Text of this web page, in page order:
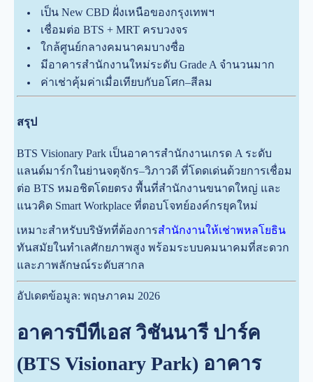
เป็น New CBD ฝั่งเหนือของกรุงเทพฯ
เชื่อมต่อ BTS + MRT ครบวงจร
ใกล้ศูนย์กลางคมนาคมบางซื่อ
มีอาคารสำนักงานใหม่ระดับ Grade A จำนวนมาก
ค่าเช่าคุ้มค่าเมื่อเทียบกับอโศก–สีลม
สรุป
BTS Visionary Park เป็นอาคารสำนักงานเกรด A ระดับ
แลนด์มาร์กในย่านจตุจักร–วิภาวดี ที่โดดเด่นด้วยการเชื่อม
ต่อ BTS หมอชิตโดยตรง พื้นที่สำนักงานขนาดใหญ่ และ
แนวคิด Smart Workplace ที่ตอบโจทย์องค์กรยุคใหม่
เหมาะสำหรับบริษัทที่ต้องการสำนักงานให้เช่าพหลโยธิน
ทันสมัยในทำเลศักยภาพสูง พร้อมระบบคมนาคมที่สะดวก
และภาพลักษณ์ระดับสากล
อัปเดตข้อมูล: พฤษภาคม 2026
อาคารบีทีเอส วิชันนารี ปาร์ค
(BTS Visionary Park) อาคาร